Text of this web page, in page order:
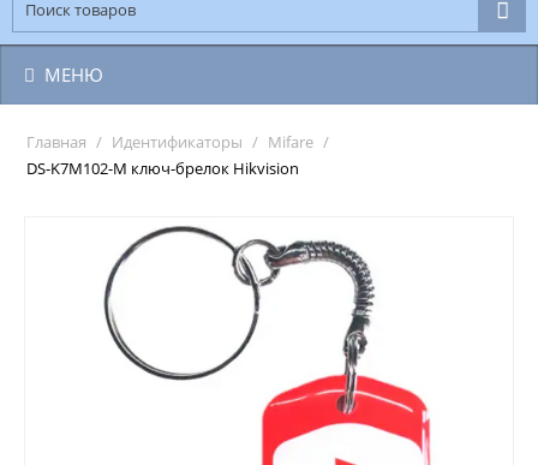
МЕНЮ
Главная / Идентификаторы / Mifare /
DS-K7M102-M ключ-брелок Hikvision